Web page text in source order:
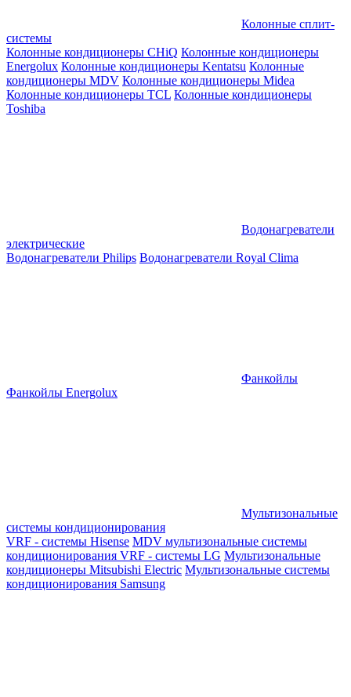
Колонные сплит-
системы
Колонные кондиционеры CHiQ Колонные кондиционеры
Energolux Колонные кондиционеры Kentatsu Колонные
кондиционеры MDV Колонные кондиционеры Midea
Колонные кондиционеры TCL Колонные кондиционеры
Toshiba
Водонагреватели
электрические
Водонагреватели Philips Водонагреватели Royal Clima
Фанкойлы
Фанкойлы Energolux
Мультизональные
системы кондиционирования
VRF - системы Hisense MDV мультизональные системы
кондиционирования VRF - системы LG Мультизональные
кондиционеры Mitsubishi Electric Мультизональные системы
кондиционирования Samsung